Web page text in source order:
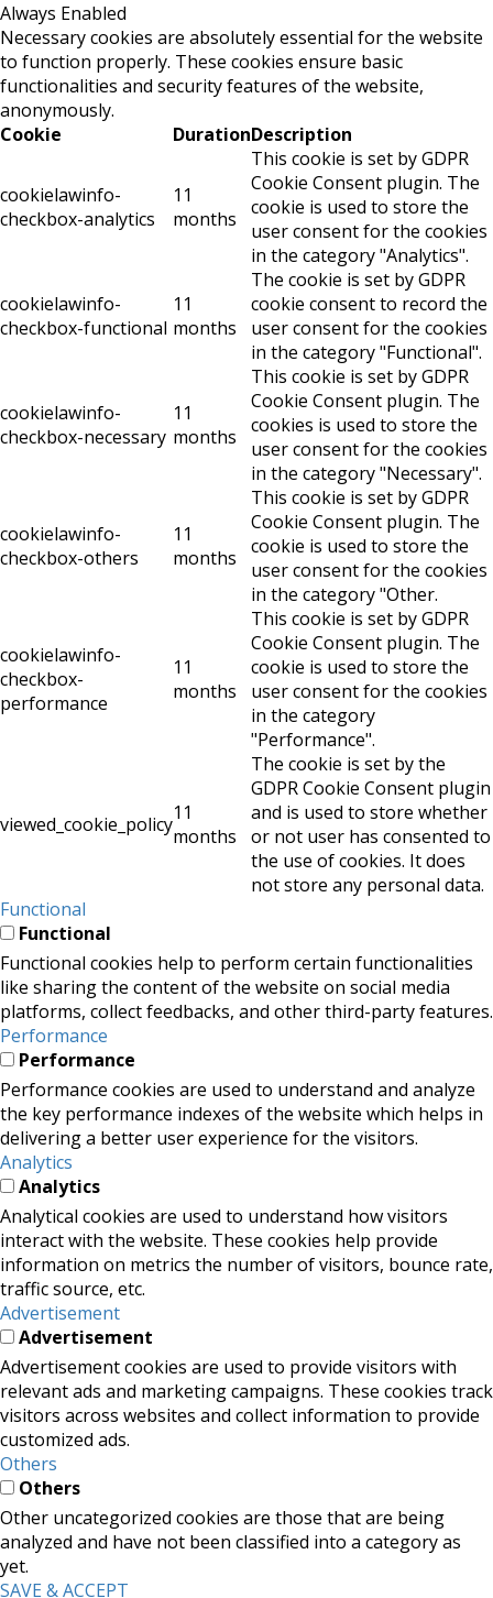
Always Enabled
Necessary cookies are absolutely essential for the website
to function properly. These cookies ensure basic
functionalities and security features of the website,
anonymously.
Cookie
DurationDescription
cookielawinfo-
checkbox-analytics
11
months
This cookie is set by GDPR
Cookie Consent plugin. The
cookie is used to store the
user consent for the cookies
in the category "Analytics".
cookielawinfo-
checkbox-functional
11
months
The cookie is set by GDPR
cookie consent to record the
user consent for the cookies
in the category "Functional".
cookielawinfo-
checkbox-necessary
11
months
This cookie is set by GDPR
Cookie Consent plugin. The
cookies is used to store the
user consent for the cookies
in the category "Necessary".
cookielawinfo-
checkbox-others
11
months
This cookie is set by GDPR
Cookie Consent plugin. The
cookie is used to store the
user consent for the cookies
in the category "Other.
cookielawinfo-
checkbox-
performance
11
months
This cookie is set by GDPR
Cookie Consent plugin. The
cookie is used to store the
user consent for the cookies
in the category
"Performance".
viewed_cookie_policy11
months
The cookie is set by the
GDPR Cookie Consent plugin
and is used to store whether
or not user has consented to
the use of cookies. It does
not store any personal data.
Functional
Functional
Functional cookies help to perform certain functionalities
like sharing the content of the website on social media
platforms, collect feedbacks, and other third-party features.
Performance
Performance
Performance cookies are used to understand and analyze
the key performance indexes of the website which helps in
delivering a better user experience for the visitors.
Analytics
Analytics
Analytical cookies are used to understand how visitors
interact with the website. These cookies help provide
information on metrics the number of visitors, bounce rate,
traffic source, etc.
Advertisement
Advertisement
Advertisement cookies are used to provide visitors with
relevant ads and marketing campaigns. These cookies track
visitors across websites and collect information to provide
customized ads.
Others
Others
Other uncategorized cookies are those that are being
analyzed and have not been classified into a category as
yet.
SAVE & ACCEPT